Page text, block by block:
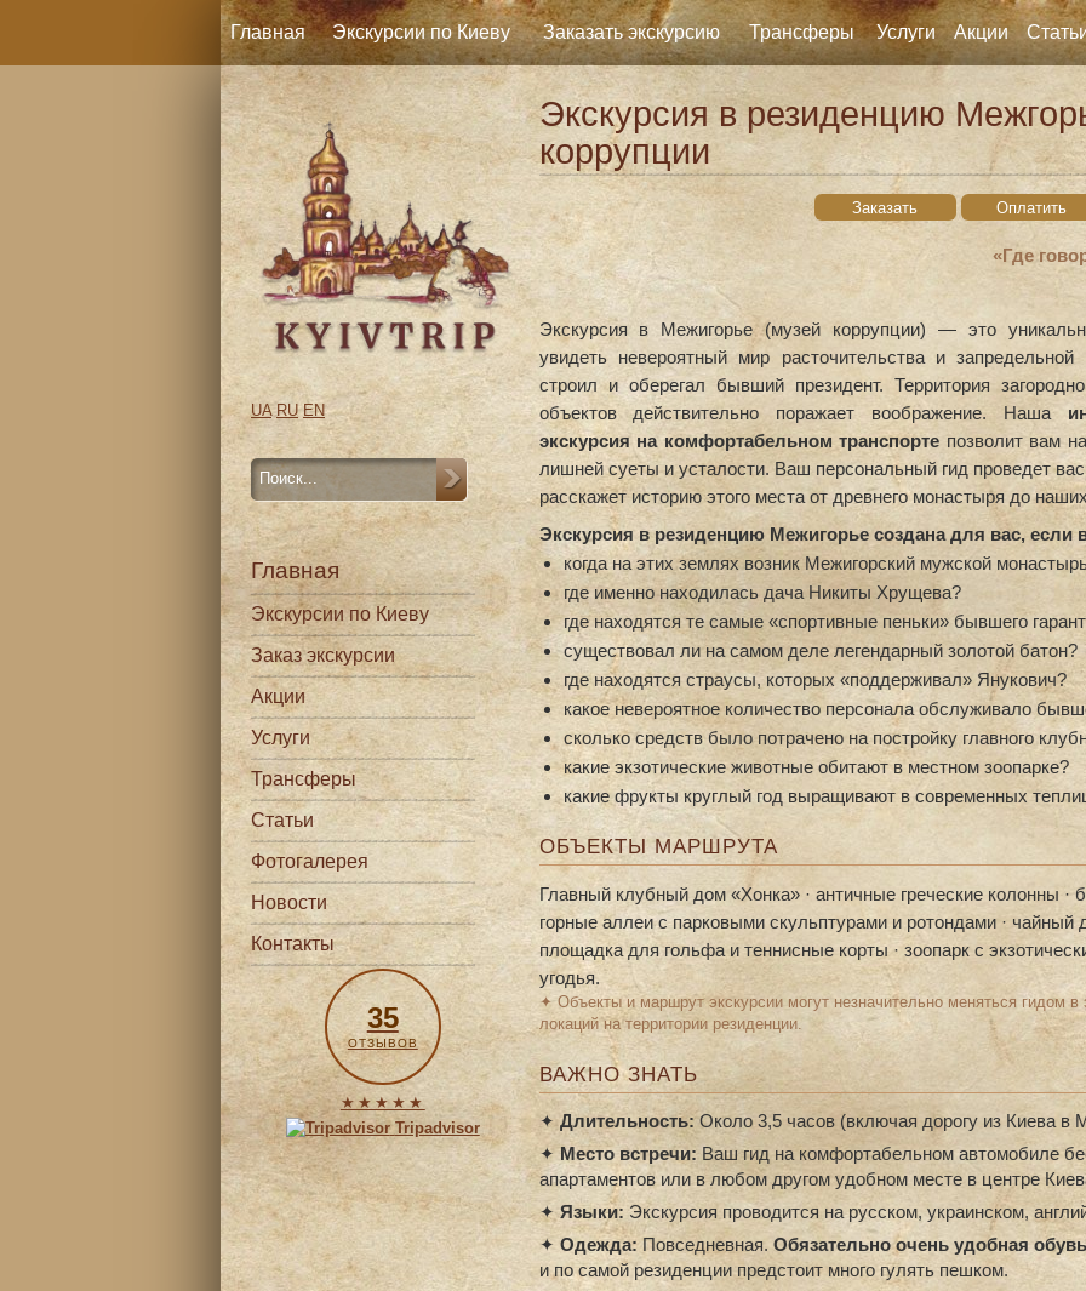
Главная Экскурсии по Киеву Заказать экскурсию Трансферы Услуги Акции
UA RU EN
Главная
Экскурсии по Киеву
Заказ экскурсии
Акции
Услуги
Трансферы
Статьи
Фотогалерея
Новости
Контакты
35
ОТЗЫВОВ
★★★★★
Tripadvisor
Экскурсия в резиденцию
коррупции
Заказать Оплатить
«Где
Экскурсия в Межигорье (музей коррупции) — это
увидеть невероятный мир расточительства и
строил и оберегал бывший президент. Территория
объектов действительно поражает воображение. Наша
экскурсия на комфортабельном транспорте позволит вам
лишней суеты и усталости. Ваш персональный гид проведет
расскажет историю этого места от древнего монастыря до
Экскурсия в резиденцию Межигорье создана для вас, если
когда на этих землях возник Межигорский мужской
где именно находилась дача Никиты Хрущева?
где находятся те самые «спортивные пеньки» бывшего
существовал ли на самом деле легендарный золотой батон?
где находятся страусы, которых «поддерживал» Янукович?
какое невероятное количество персонала обслуживало
сколько средств было потрачено на постройку главного
какие экзотические животные обитают в местном зоопарке?
какие фрукты круглый год выращивают в современных
ОБЪЕКТЫ МАРШРУТА
Главный клубный дом «Хонка» · античные греческие колонны ·
горные аллеи с парковыми скульптурами и ротондами · чайный
площадка для гольфа и теннисные корты · зоопарк с
угодья.
✦ Объекты и маршрут экскурсии могут незначительно меняться гидом
локаций на территории резиденции.
ВАЖНО ЗНАТЬ
✦Длительность:Около 3,5 часов (включая дорогу из Киева в
✦Место встречи: Ваш гид на комфортабельном автомобиле
апартаментов или в любом другом удобном месте в центре
✦Языки: Экскурсия проводится на русском, украинском,
✦ Одежда: Повседневная. Обязательно очень удобная обувь
и по самой резиденции предстоит много гулять пешком.